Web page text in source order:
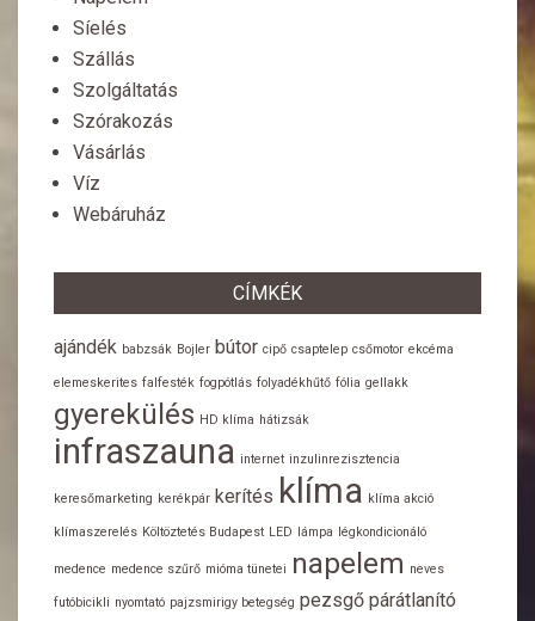
Síelés
Szállás
Szolgáltatás
Szórakozás
Vásárlás
Víz
Webáruház
CÍMKÉK
ajándék babzsák Bojler bútor cipő csaptelep csőmotor ekcéma
elemeskerites falfesték fogpótlás folyadékhűtő fólia gellakk
gyerekülés HD klíma hátizsák
infraszauna internet inzulinrezisztencia
keresőmarketing kerékpár kerítés klíma klíma akció
klímaszerelés Költöztetés Budapest LED lámpa légkondicionáló
medence medence szűrő mióma tünetei napelem neves
futóbicikli nyomtató pajzsmirigy betegség pezsgő párátlanító